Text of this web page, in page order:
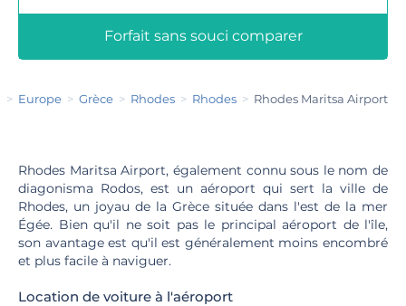
Forfait sans souci comparer
Europe Grèce Rhodes Rhodes Rhodes Maritsa Airport
Rhodes Maritsa Airport, également connu sous le nom de
diagonisma Rodos, est un aéroport qui sert la ville de
Rhodes, un joyau de la Grèce située dans l'est de la mer
Égée. Bien qu'il ne soit pas le principal aéroport de l'île,
son avantage est qu'il est généralement moins encombré
et plus facile à naviguer.
Location de voiture à l'aéroport